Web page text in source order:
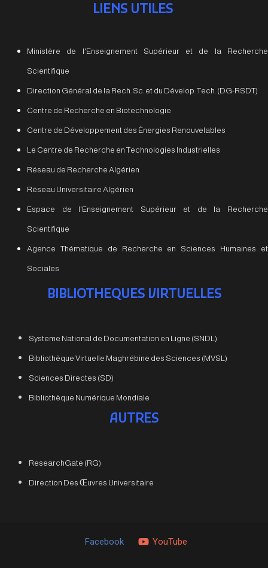
LIENS UTILES
Ministère de l'Enseignement Supérieur et de la Recherche
Scientifique
Direction Général de la Rech. Sc. et du Dévelop. Tech. (DG-RSDT)
Centre de Recherche en Biotechnologie
Centre de Développement des Énergies Renouvelables
Le Centre de Recherche en Technologies Industrielles
Réseau de Recherche Algérien
Réseau Universitaire Algérien
Espace de l'Enseignement Supérieur et de la Recherche
Scientifique
Agence Thématique de Recherche en Sciences Humaines et
Sociales
BIBLIOTHEQUES VIRTUELLES
Systeme National de Documentation en Ligne (SNDL)
Bibliothèque Virtuelle Maghrébine des Sciences (MVSL)
Sciences Directes (SD)
Bibliothèque Numérique Mondiale
AUTRES
ResearchGate (RG)
Direction Des Œuvres Universitaire
Facebook YouTube